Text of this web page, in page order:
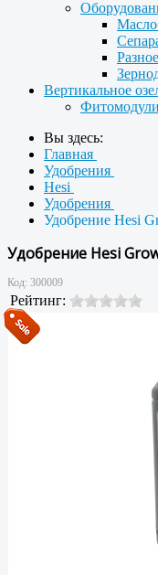
Разное
Вертикальное
Фитомодули
Вы здесь:
Главная
Удобрения
Hesi
Удобрения
Удобрение Hesi
Удобрение Hesi
Код: 300009
Рейтинг: